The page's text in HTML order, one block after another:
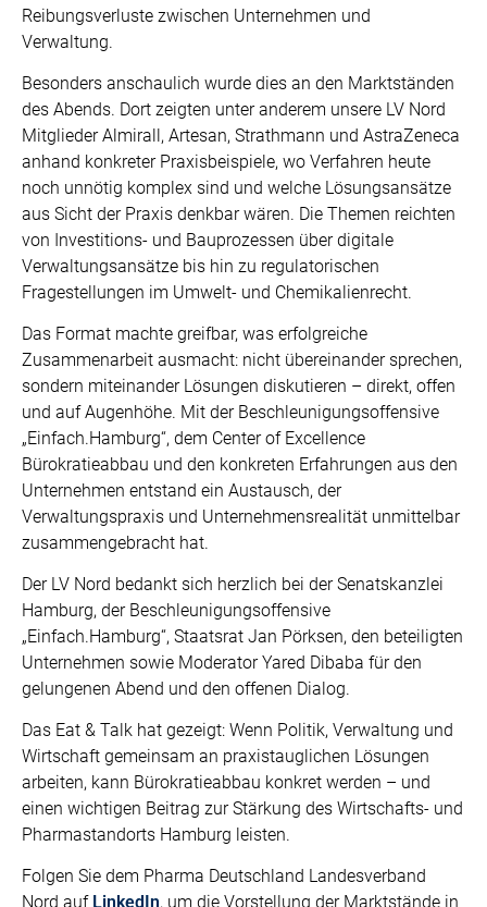
Reibungsverluste zwischen Unternehmen und
Verwaltung.
Besonders anschaulich wurde dies an den Marktständen
des Abends. Dort zeigten unter anderem unsere LV Nord
Mitglieder Almirall, Artesan, Strathmann und AstraZeneca
anhand konkreter Praxisbeispiele, wo Verfahren heute
noch unnötig komplex sind und welche Lösungsansätze
aus Sicht der Praxis denkbar wären. Die Themen reichten
von Investitions- und Bauprozessen über digitale
Verwaltungsansätze bis hin zu regulatorischen
Fragestellungen im Umwelt- und Chemikalienrecht.
Das Format machte greifbar, was erfolgreiche
Zusammenarbeit ausmacht: nicht übereinander sprechen,
sondern miteinander Lösungen diskutieren – direkt, offen
und auf Augenhöhe. Mit der Beschleunigungsoffensive
„Einfach.Hamburg“, dem Center of Excellence
Bürokratieabbau und den konkreten Erfahrungen aus den
Unternehmen entstand ein Austausch, der
Verwaltungspraxis und Unternehmensrealität unmittelbar
zusammengebracht hat.
Der LV Nord bedankt sich herzlich bei der Senatskanzlei
Hamburg, der Beschleunigungsoffensive
„Einfach.Hamburg“, Staatsrat Jan Pörksen, den beteiligten
Unternehmen sowie Moderator Yared Dibaba für den
gelungenen Abend und den offenen Dialog.
Das Eat & Talk hat gezeigt: Wenn Politik, Verwaltung und
Wirtschaft gemeinsam an praxistauglichen Lösungen
arbeiten, kann Bürokratieabbau konkret werden – und
einen wichtigen Beitrag zur Stärkung des Wirtschafts- und
Pharmastandorts Hamburg leisten.
Folgen Sie dem Pharma Deutschland Landesverband
Nord auf LinkedIn, um die Vorstellung der Marktstände in